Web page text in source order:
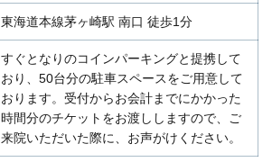
東海道本線茅ヶ崎駅 南口 徒歩1分
すぐとなりのコインパーキングと提携して
おり、50台分の駐車スペースをご用意して
おります。受付からお会計までにかかった
時間分のチケットをお渡ししますので、ご
来院いただいた際に、お声がけください。